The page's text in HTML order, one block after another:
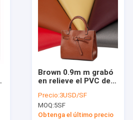
Brown 0.9m m grabó
en relieve el PVC del
artificial cubre con
cuero para los
bolsos
Precio:3USD/SF
MOQ:5SF
Obtenga el último precio